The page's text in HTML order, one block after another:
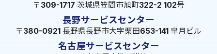
〒309-1717 茨城県笠間市旭町322-2 102号
長野サービスセンター
〒380-0921 長野県長野市大字栗田653-141 皐月ビル
名古屋サービスセンター